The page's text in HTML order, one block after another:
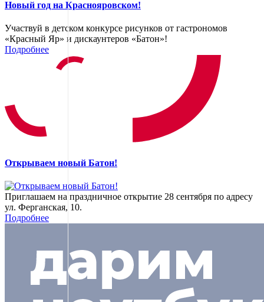
Новый год на Краснояровском!
Участвуй в детском конкурсе рисунков от гастрономов
«Красный Яр» и дискаунтеров «Батон»!
Подробнее
Открываем новый Батон!
Приглашаем на праздничное открытие 28 сентября по адресу
ул. Ферганская, 10.
Подробнее